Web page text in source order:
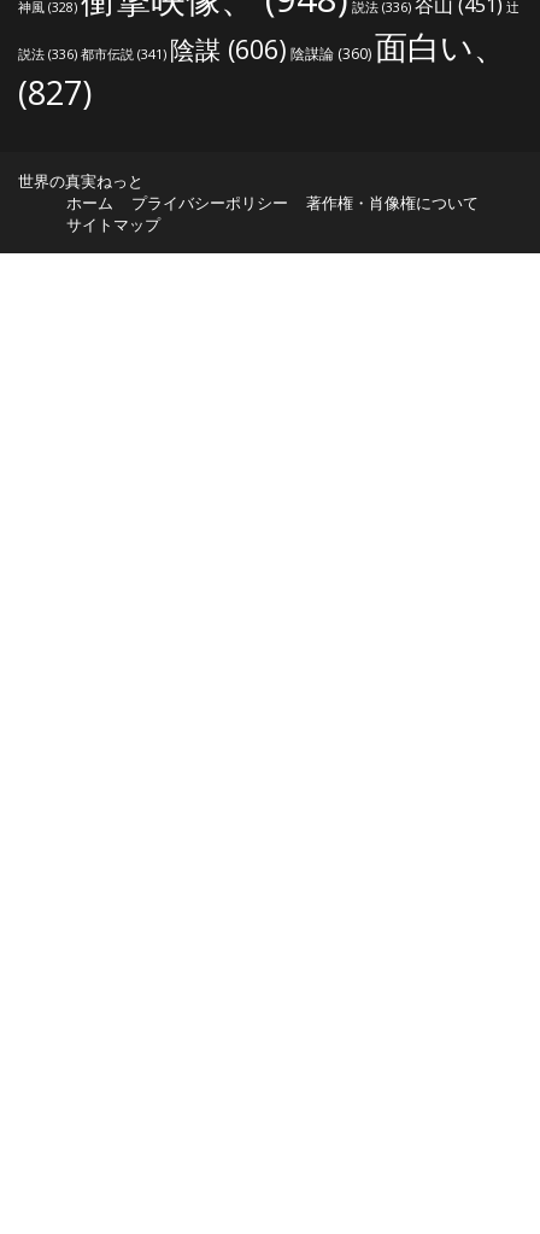
神風 (328) 説法 (336) 辻
説法 (336) 都市伝説 (341) 陰謀 (606) 陰謀論 (360)面白い、
(827)
世界の真実ねっと
ホーム
プライバシーポリシー
著作権・肖像権について
サイトマップ